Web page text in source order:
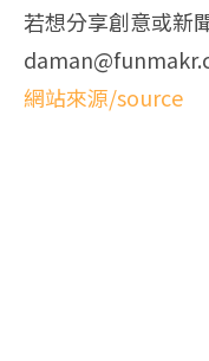
若想分享創意或新
網站來源/source